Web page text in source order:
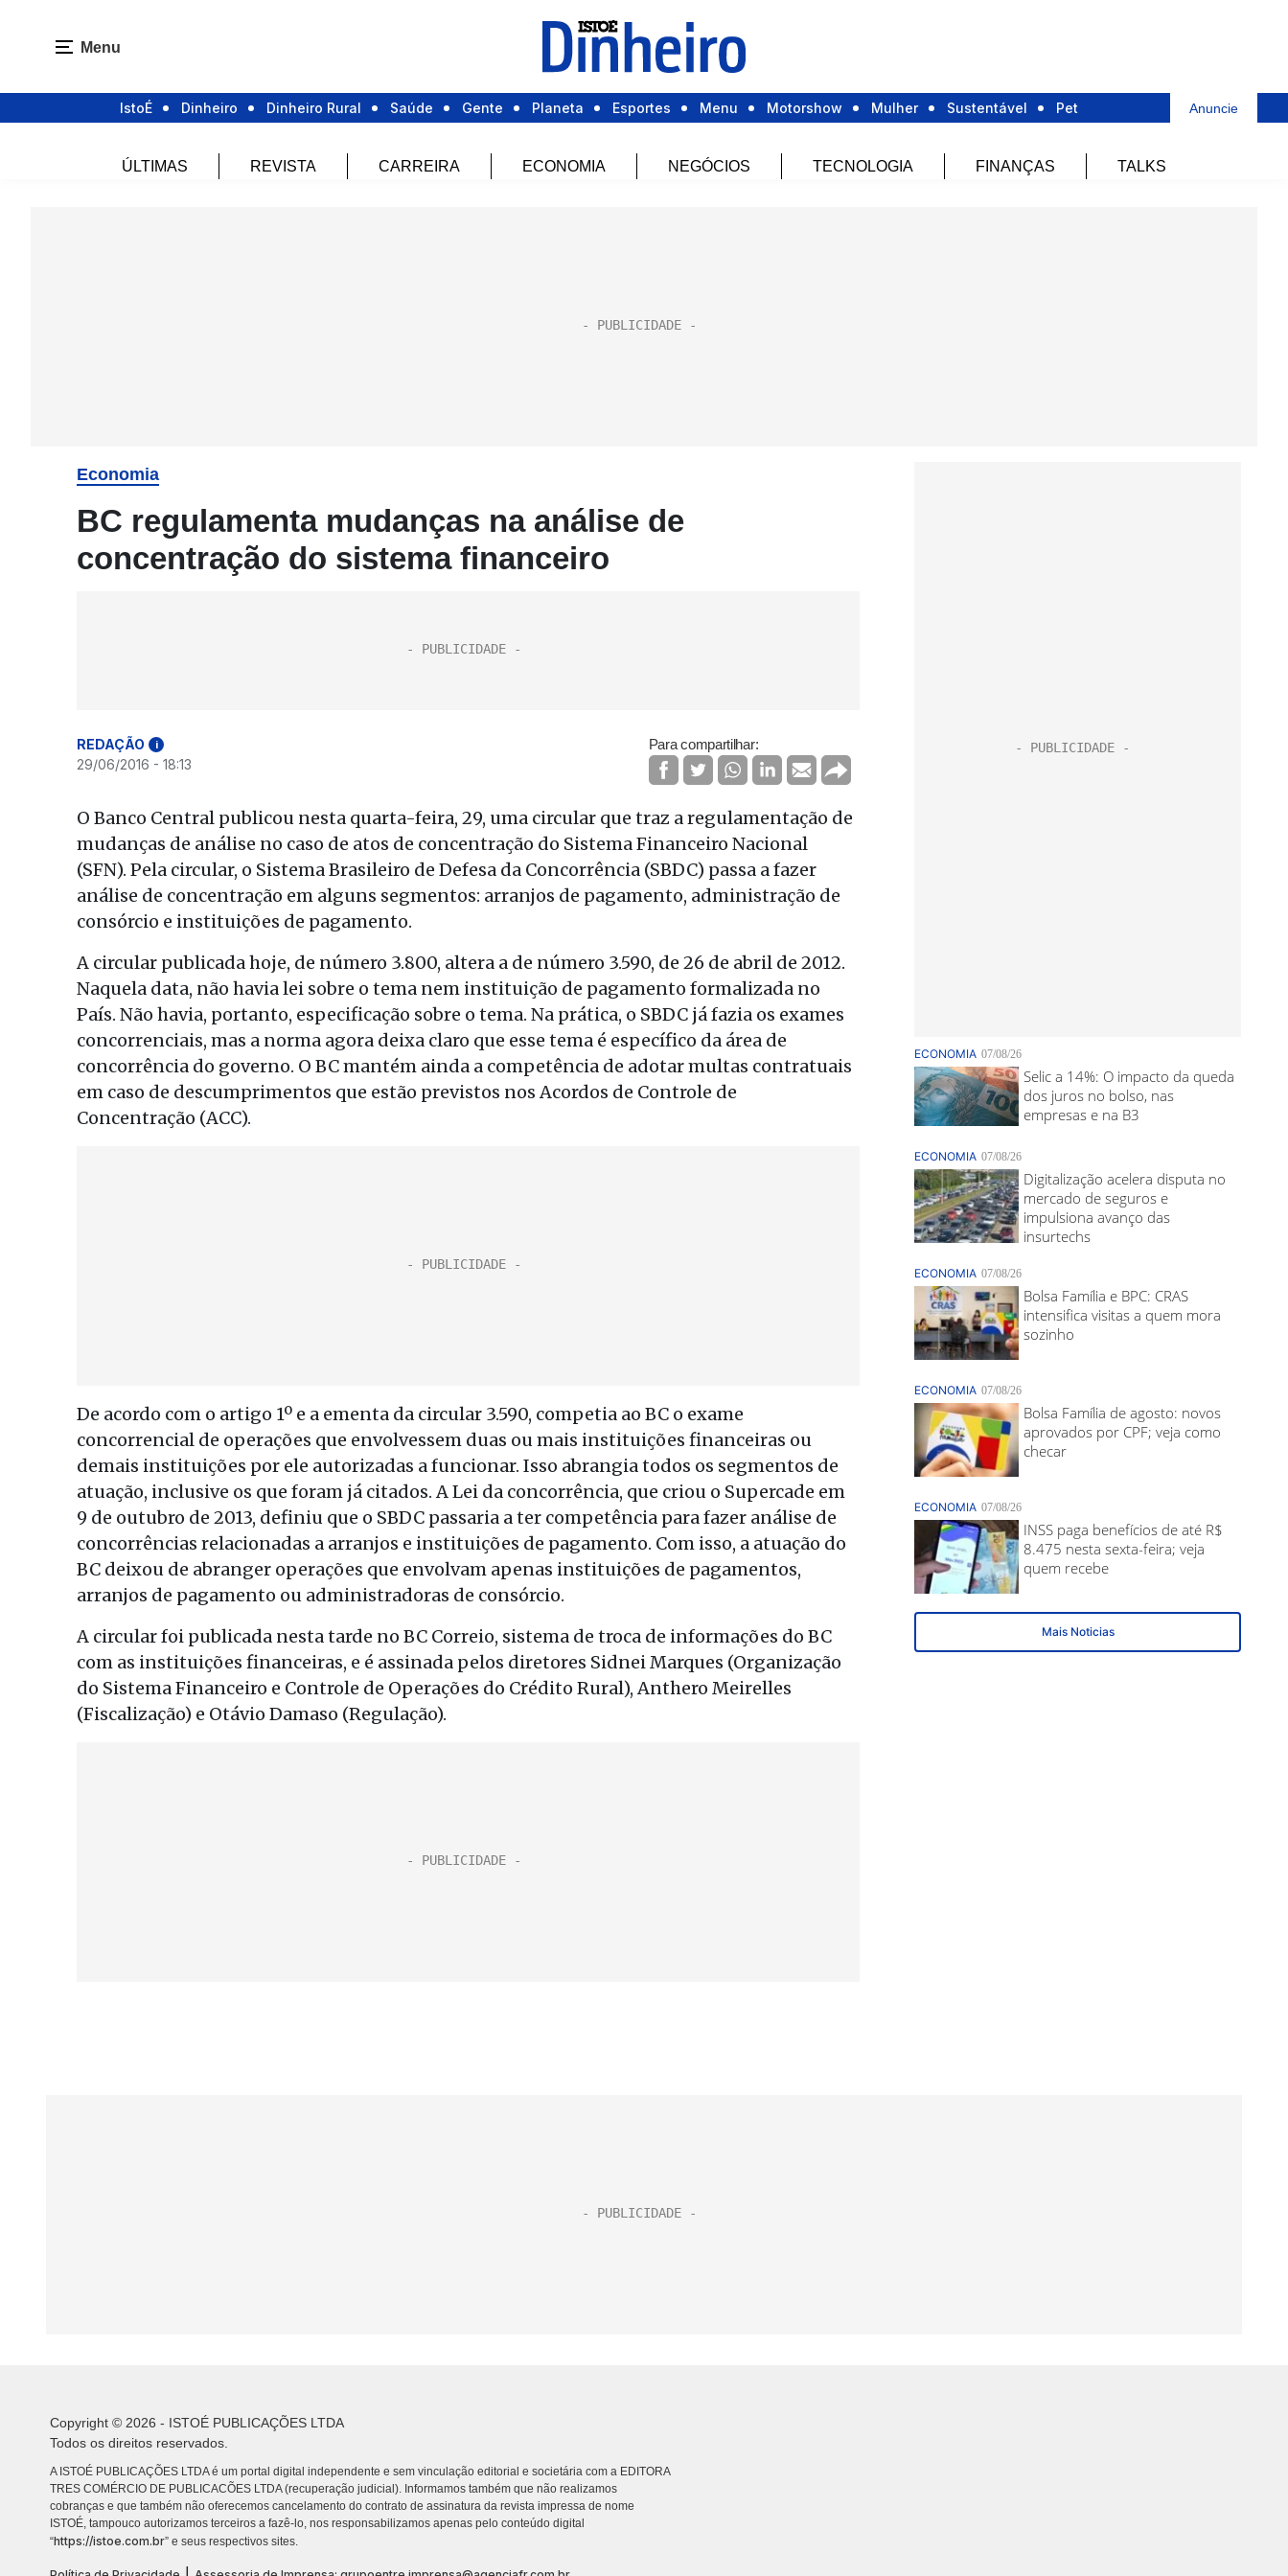
Menu
IstoÉ Dinheiro Dinheiro Rural Saúde Gente Planeta Esportes Menu Motorshow Mulher Sustentável Pet Anuncie
ÚLTIMAS REVISTA CARREIRA ECONOMIA NEGÓCIOS TECNOLOGIA FINANÇAS TALKS
Economia
BC regulamenta mudanças na análise de
concentração do sistema financeiro
REDAÇÃO i
29/06/2016 - 18:13
Para compartilhar:
O Banco Central publicou nesta quarta-feira, 29, uma circular que traz a regulamentação de
mudanças de análise no caso de atos de concentração do Sistema Financeiro Nacional
(SFN). Pela circular, o Sistema Brasileiro de Defesa da Concorrência (SBDC) passa a fazer
análise de concentração em alguns segmentos: arranjos de pagamento, administração de
consórcio e instituições de pagamento.
A circular publicada hoje, de número 3.800, altera a de número 3.590, de 26 de abril de 2012.
Naquela data, não havia lei sobre o tema nem instituição de pagamento formalizada no
País. Não havia, portanto, especificação sobre o tema. Na prática, o SBDC já fazia os exames
concorrenciais, mas a norma agora deixa claro que esse tema é específico da área de
concorrência do governo. O BC mantém ainda a competência de adotar multas contratuais
em caso de descumprimentos que estão previstos nos Acordos de Controle de
Concentração (ACC).
De acordo com o artigo 1º e a ementa da circular 3.590, competia ao BC o exame
concorrencial de operações que envolvessem duas ou mais instituições financeiras ou
demais instituições por ele autorizadas a funcionar. Isso abrangia todos os segmentos de
atuação, inclusive os que foram já citados. A Lei da concorrência, que criou o Supercade em
9 de outubro de 2013, definiu que o SBDC passaria a ter competência para fazer análise de
concorrências relacionadas a arranjos e instituições de pagamento. Com isso, a atuação do
BC deixou de abranger operações que envolvam apenas instituições de pagamentos,
arranjos de pagamento ou administradoras de consórcio.
A circular foi publicada nesta tarde no BC Correio, sistema de troca de informações do BC
com as instituições financeiras, e é assinada pelos diretores Sidnei Marques (Organização
do Sistema Financeiro e Controle de Operações do Crédito Rural), Anthero Meirelles
(Fiscalização) e Otávio Damaso (Regulação).
Copyright © 2026 - ISTOÉ PUBLICAÇÕES LTDA
Todos os direitos reservados.
A ISTOÉ PUBLICAÇÕES LTDA é um portal digital independente e sem vinculação editorial e societária com a EDITORA
TRES COMÉRCIO DE PUBLICACÕES LTDA (recuperação judicial). Informamos também que não realizamos
cobranças e que também não oferecemos cancelamento do contrato de assinatura da revista impressa de nome
ISTOÉ, tampouco autorizamos terceiros a fazê-lo, nos responsabilizamos apenas pelo conteúdo digital
“https://istoe.com.br” e seus respectivos sites.